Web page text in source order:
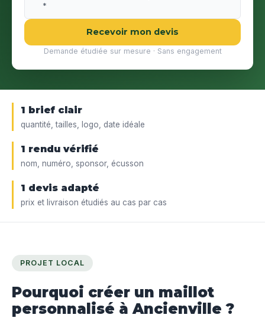
*
Recevoir mon devis
Demande étudiée sur mesure · Sans engagement
1 brief clair
quantité, tailles, logo, date idéale
1 rendu vérifié
nom, numéro, sponsor, écusson
1 devis adapté
prix et livraison étudiés au cas par cas
PROJET LOCAL
Pourquoi créer un maillot
personnalisé à Ancienville ?